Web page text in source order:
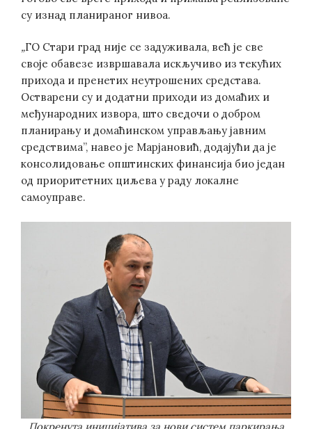
су изнад планираног нивоа.
„ГО Стари град није се задуживала, већ је све
своје обавезе извршавала искључиво из текућих
прихода и пренетих неутрошених средстава.
Остварени су и додатни приходи из домаћих и
међународних извора, што сведочи о добром
планирању и домаћинском управљању јавним
средствима”, навео је Марјановић, додајући да је
консолидовање општинских финансија био један
од приоритетних циљева у раду локалне
самоуправе.